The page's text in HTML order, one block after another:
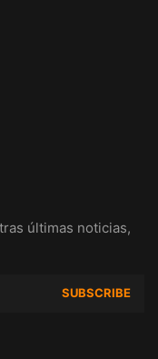
últimas noticias,